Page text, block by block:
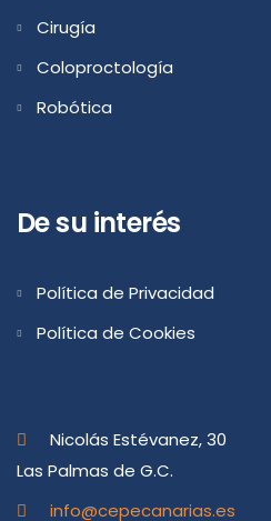
Cirugía
Coloproctología
Robótica
De su interés
Política de Privacidad
Política de Cookies
Nicolás Estévanez, 30
Las Palmas de G.C.
info@cepecanarias.es